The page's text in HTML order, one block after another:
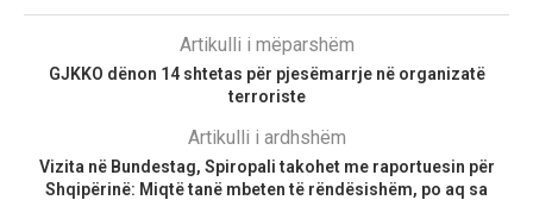
Artikulli i mëparshëm
GJKKO dënon 14 shtetas për pjesëmarrje në organizatë
terroriste
Artikulli i ardhshëm
Vizita në Bundestag, Spiropali takohet me raportuesin për
Shqipërinë: Miqtë tanë mbeten të rëndësishëm, po aq sa